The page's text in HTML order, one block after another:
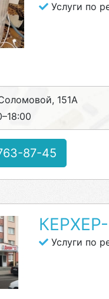
Услуги по
151А
87-45
Услуги по